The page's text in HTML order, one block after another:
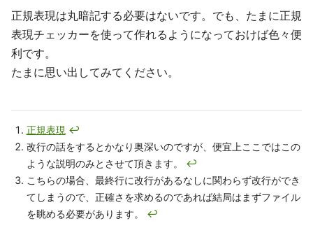
正規表現は丸暗記する必要はないです。でも、たまに正規
表現チェッカーを使って作れるようになっておけば色々便
利です。
たまに思い出してみてください。
正規表現 ↩
改行の話をするとかなり奥深いのですが、便宜上ここではこの
ような説明のみとさせて頂きます。 ↩
こちらの場合、最終行に改行があるなしに関わらず改行ができ
てしまうので、正確さを求めるのであれば結局はまずファイル
を眺める必要があります。 ↩